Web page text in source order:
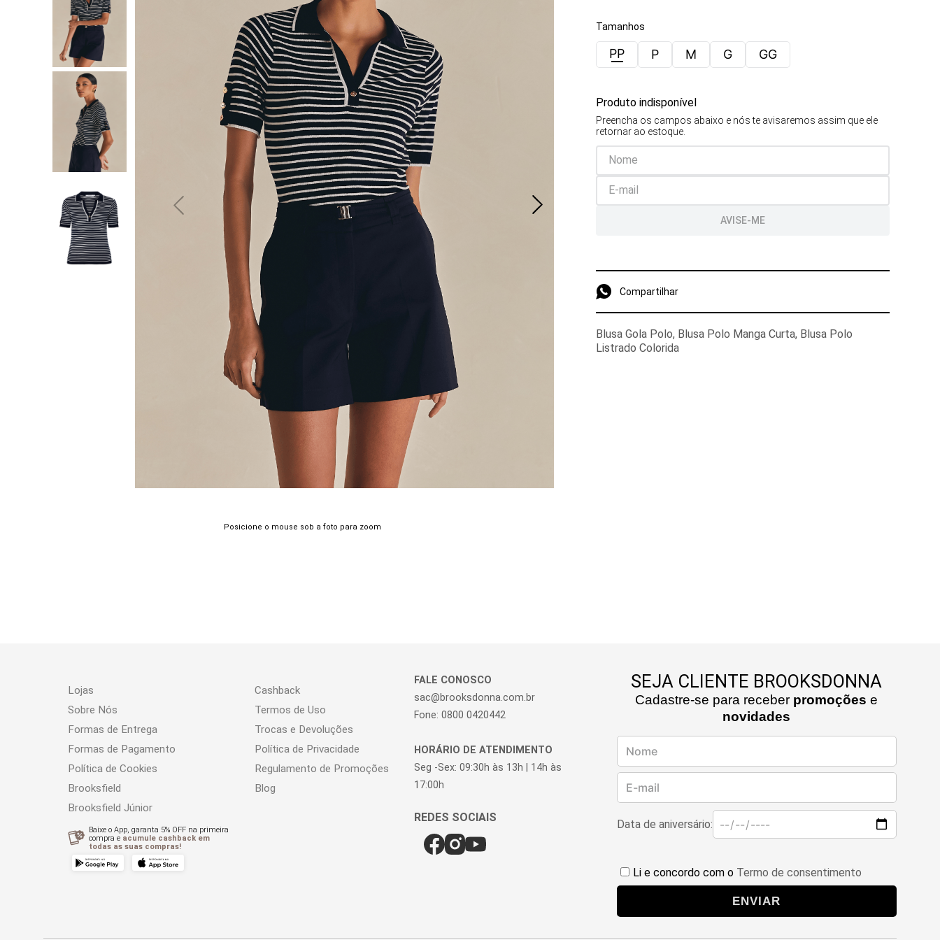
Posicione o mouse sob a foto para zoom
Tamanhos
PP P M G GG
Produto indisponível
Preencha os campos abaixo e nós te avisaremos assim que ele
retornar ao estoque.
AVISE-ME
Compartilhar
Blusa Gola Polo, Blusa Polo Manga Curta, Blusa Polo
Listrado Colorida
Lojas
Cashback
Sobre Nós
Termos de Uso
Formas de Entrega
Trocas e Devoluções
Formas de Pagamento
Política de Privacidade
Política de Cookies
Regulamento de Promoções
Brooksfield
Blog
Brooksfield Júnior
Baixe o App, garanta 5% OFF na primeira
compra e acumule cashback em
todas as suas compras!
FALE CONOSCO
sac@brooksdonna.com.br
Fone: 0800 0420442
HORÁRIO DE ATENDIMENTO
Seg -Sex: 09:30h às 13h | 14h às
17:00h
SEJA CLIENTE BROOKSDONNA
Cadastre-se para receber promoções e
novidades
Data de aniversário:
Li e concordo com o Termo de consentimento
ENVIAR
10º jeans